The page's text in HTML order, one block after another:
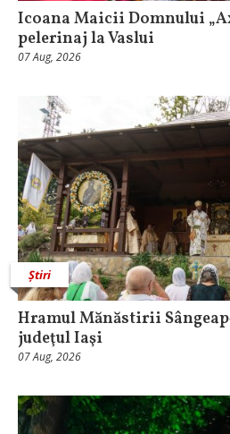
Icoana Maicii Domnului
pelerinaj la Vaslui
07 Aug, 2026
Știri
Hramul Mănăstirii
judeţul Iaşi
07 Aug, 2026